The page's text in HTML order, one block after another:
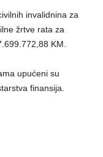
invalidnina za
žrtve rata za
KM.
upućeni su
finansija.